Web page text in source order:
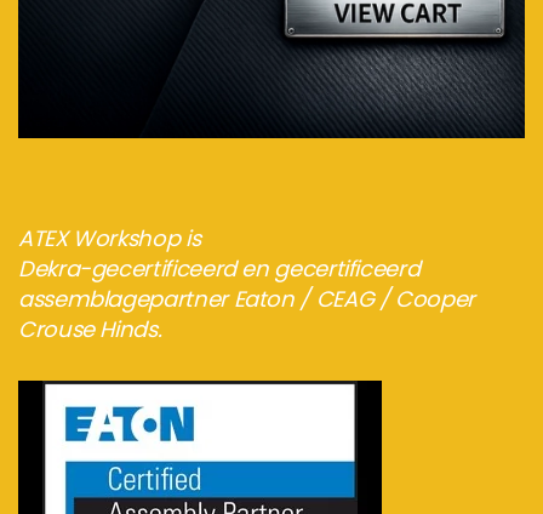
Bezoek de webshop
ATEX Workshop is
Dekra-gecertificeerd en gecertificeerd
assemblagepartner Eaton / CEAG / Cooper
Crouse Hinds.